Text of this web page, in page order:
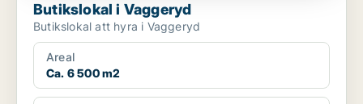
Butikslokal i Vaggeryd
Butikslokal att hyra i Vaggeryd
Areal
Ca. 6 500 m2